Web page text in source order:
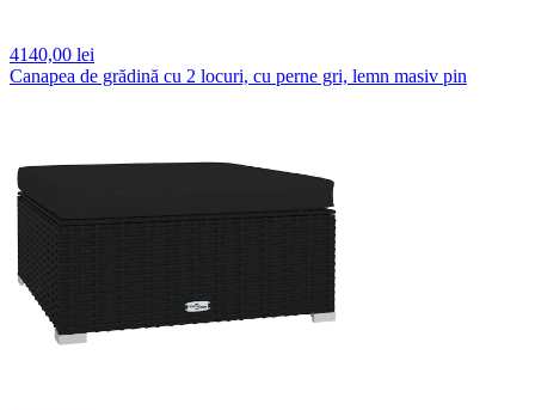
4140,00 lei
Canapea de grădină cu 2 locuri, cu perne gri, lemn masiv pin